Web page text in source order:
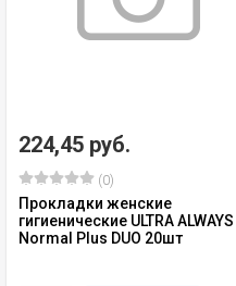
224,45 руб.
(0)
Прокладки женские
гигиенические ULTRA ALWAYS
Normal Plus DUO 20шт